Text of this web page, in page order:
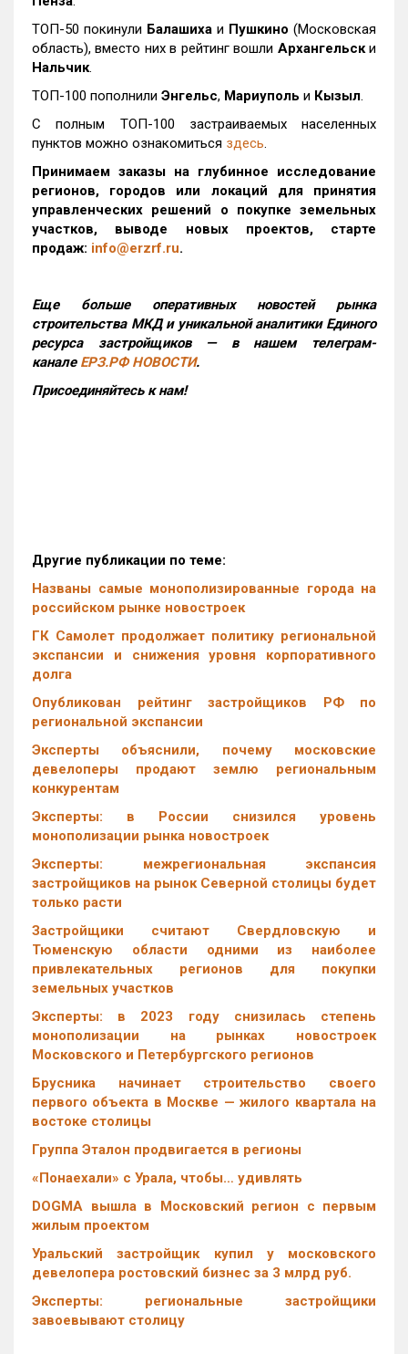
ТОП-50 покинули Балашиха и Пушкино (Московская
область), вместо них в рейтинг вошли Архангельски
Нальчик.
ТОП-100 пополнили Энгельс, Мариуполь и Кызыл.
С полным ТОП-100 застраиваемых населенных
пунктов можно ознакомиться здесь.
Принимаем заказы на глубинное исследование
регионов, городов или локаций для принятия
управленческих решений о покупке земельных
участков, выводе новых проектов, старте
продаж: info@erzrf.ru.
Еще больше оперативных новостей рынка
строительства МКД и уникальной аналитики Единого
ресурса застройщиков — в нашем телеграм-
канале ЕРЗ.РФ НОВОСТИ.
Присоединяйтесь к нам!
Другие публикации по теме:
Названы самые монополизированные города на
российском рынке новостроек
ГК Самолет продолжает политику региональной
экспансии и снижения уровня корпоративного
долга
Опубликован рейтинг застройщиков РФ по
региональной экспансии
Эксперты объяснили, почему московские
девелоперы продают землю региональным
конкурентам
Эксперты: в России снизился уровень
монополизации рынка новостроек
Эксперты: межрегиональная экспансия
застройщиков на рынок Северной столицы будет
только расти
Застройщики считают Свердловскую и
Тюменскую области одними из наиболее
привлекательных регионов для покупки
земельных участков
Эксперты: в 2023 году снизилась степень
монополизации на рынках новостроек
Московского и Петербургского регионов
Брусника начинает строительство своего
первого объекта в Москве — жилого квартала на
востоке столицы
Группа Эталон продвигается в регионы
«Понаехали» с Урала, чтобы… удивлять
DOGMA вышла в Московский регион с первым
жилым проектом
Уральский застройщик купил у московского
девелопера ростовский бизнес за 3 млрд руб.
Эксперты: региональные застройщики
завоевывают столицу